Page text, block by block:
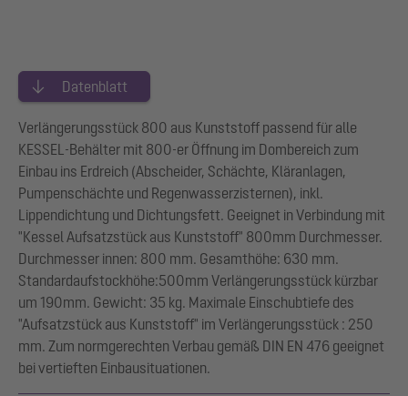
Datenblatt
Verlängerungsstück 800 aus Kunststoff passend für alle
KESSEL-Behälter mit 800-er Öffnung im Dombereich zum
Einbau ins Erdreich (Abscheider, Schächte, Kläranlagen,
Pumpenschächte und Regenwasserzisternen), inkl.
Lippendichtung und Dichtungsfett. Geeignet in Verbindung mit
"Kessel Aufsatzstück aus Kunststoff" 800mm Durchmesser.
Durchmesser innen: 800 mm. Gesamthöhe: 630 mm.
Standardaufstockhöhe:500mm Verlängerungsstück kürzbar
um 190mm. Gewicht: 35 kg. Maximale Einschubtiefe des
"Aufsatzstück aus Kunststoff" im Verlängerungsstück : 250
mm. Zum normgerechten Verbau gemäß DIN EN 476 geeignet
bei vertieften Einbausituationen.